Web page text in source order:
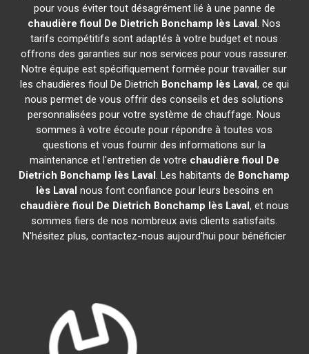
pour vous éviter tout désagrément lié à une panne de
chaudière fioul De Dietrich Bonchamp lès Laval. Nos
tarifs compétitifs sont adaptés à votre budget et nous
offrons des garanties sur nos services pour vous rassurer.
Notre équipe est spécifiquement formée pour travailler sur
les chaudières fioul De Dietrich Bonchamp lès Laval, ce qui
nous permet de vous offrir des conseils et des solutions
personnalisées pour votre système de chauffage. Nous
sommes à votre écoute pour répondre à toutes vos
questions et vous fournir des informations sur la
maintenance et l'entretien de votre chaudière fioul De
Dietrich Bonchamp lès Laval. Les habitants de Bonchamp
lès Laval nous font confiance pour leurs besoins en
chaudière fioul De Dietrich Bonchamp lès Laval, et nous
sommes fiers de nos nombreux avis clients satisfaits.
N'hésitez plus, contactez-nous aujourd'hui pour bénéficier